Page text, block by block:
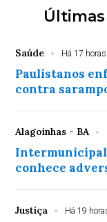
Saúde Há 17 horas
Paulistanos
contra
Alagoinhas - BA
Intermunicipal
conhece
Justiça Há 19